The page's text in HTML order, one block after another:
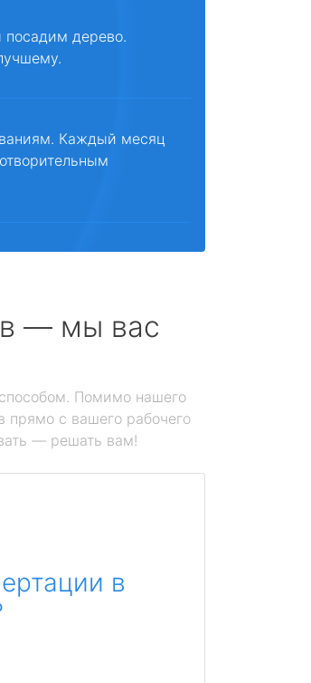
посадим дерево.
Каждый месяц
— мы вас
Помимо нашего
прямо с вашего рабочего
— решать вам!
в